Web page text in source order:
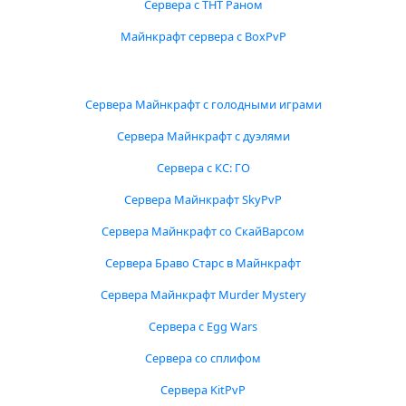
Сервера с ТНТ Раном
Майнкрафт сервера с BoxPvP
Сервера Майнкрафт с голодными играми
Сервера Майнкрафт с дуэлями
Сервера с КС: ГО
Сервера Майнкрафт SkyPvP
Сервера Майнкрафт со СкайВарсом
Сервера Браво Старс в Майнкрафт
Сервера Майнкрафт Murder Mystery
Сервера с Egg Wars
Сервера со сплифом
Сервера KitPvP